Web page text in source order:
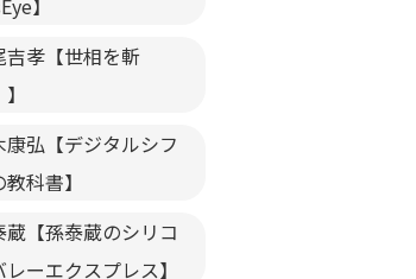
】
吉孝【世相を斬
康弘【デジタルシフ
教科書】
蔵【孫泰蔵のシリコ
レーエクスプレス】